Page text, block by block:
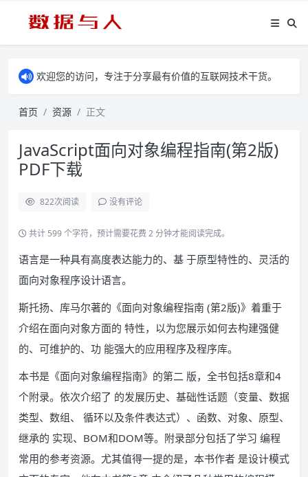
欢迎您的访问，专注于分享最有价值的互联网技术干货。
首页 资源 正文
JavaScript面向对象编程指南(第2版)
PDF下载
822次阅读 没有评论
共计 599 个字符，预计需要花费 2 分钟才能阅读完成。
语言是一种具有高度表达能力的、基 于原型特性的、灵活的
面向对象程序设计语言。
斯托扬、库马尔著的《面向对象编程指南 (第2版)》着重于
介绍在面向对象方面的 特性，以为您展示如何去构建强健
的、可维护的、功 能强大的应用程序及程序库。
本书是《面向对象编程指南》的第二 版，全书包括8章和4
个附录。依次介绍了 的发展历史、基础性话题（变量、数据
类型、数组、 循环以及条件表达式）、函数、对象、原型、
继承的 实现、BOM和DOM等。附录部分包括了学习 编程
常用的参考资源。尤其值得一提的是，本书作者 是设计模式